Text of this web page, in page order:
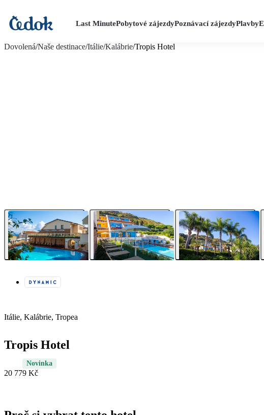
Last MinutePobytové zájezdyPoznávací zájezdyPlavby
Dovolená/Naše destinace/Itálie/Kalábrie/Tropis Hotel
Itálie, Kalábrie, Tropea
Tropis Hotel
Novinka
20 779 Kč